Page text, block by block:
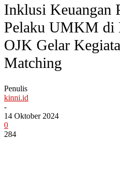
Inklusi Keuangan
Pelaku UMKM di
OJK Gelar
Matching
Penulis
kinni.id
-
14 Oktober 2024
0
284